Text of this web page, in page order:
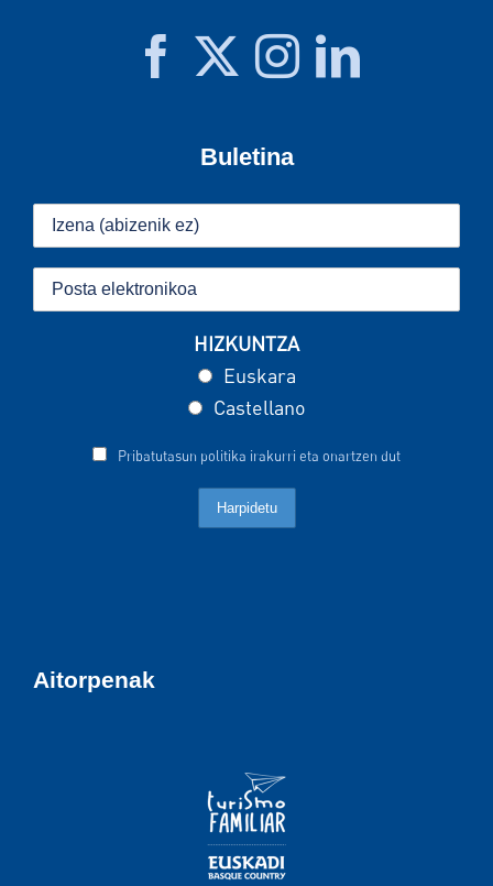
Buletina
HIZKUNTZA
Euskara
Castellano
Pribatutasun politika irakurri eta onartzen dut
Aitorpenak